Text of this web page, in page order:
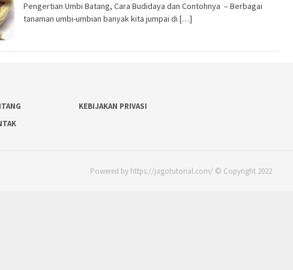
Pengertian Umbi Batang, Cara Budidaya dan Contohnya – Berbagai
tanaman umbi-umbian banyak kita jumpai di […]
KEBIJAKAN PRIVASI
Powered by https://jagotutorial.com/ © Copyright 2022